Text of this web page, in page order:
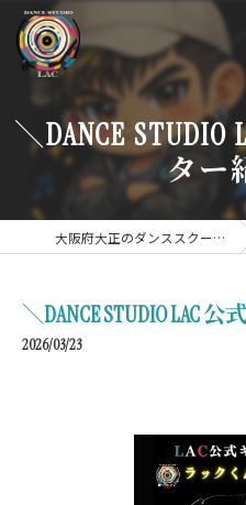
＼DANCE
ター
大阪府大正のダンススクールならDANCE STUDIO LAC
＼DANCE STUDIO LAC
2026/03/23